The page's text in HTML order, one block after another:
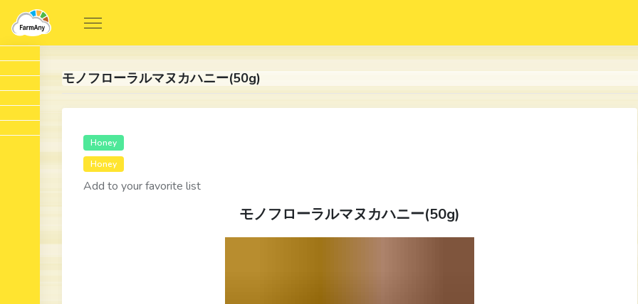
モノフローラルマヌカハニー(50g)
Honey
Honey
Add to your favorite list
モノフローラルマヌカハニー(50g)